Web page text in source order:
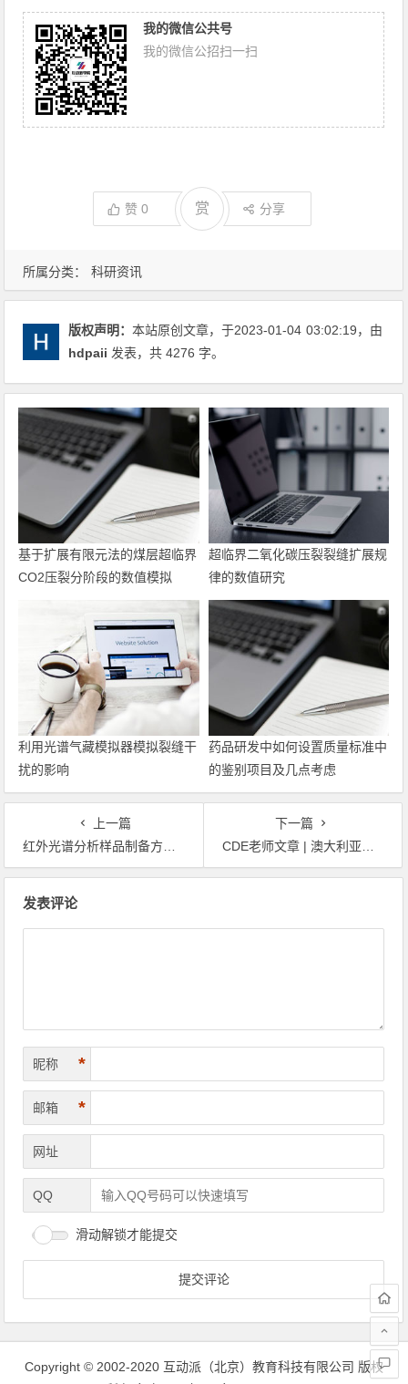
所属分类： 科研资讯
我的微信公共号
我的微信公招扫一扫
赞0 赏 分享
版权声明：本站原创文章，于2023-01-04 03:02:19，由
hdpaii 发表，共 4276 字。
基于扩展有限元法的煤层超临界
CO2压裂分阶段的数值模拟
超临界二氧化碳压裂裂缝扩展规
律的数值研究
利用光谱气藏模拟器模拟裂缝干
扰的影响
药品研发中如何设置质量标准中
的鉴别项目及几点考虑
上一篇
红外光谱分析样品制备方法你知道几种？
下一篇
CDE老师文章 | 澳大利亚登记药品注册申报的概况研究
发表评论
昵称 *
邮箱 *
网址
QQ
滑动解锁才能提交
Copyright © 2002-2020 互动派（北京）教育科技有限公司 版权